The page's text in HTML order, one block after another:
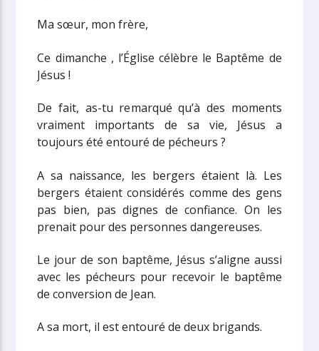
Ma sœur, mon frère,
Ce dimanche , l’Église célèbre le Baptême de
Jésus !
De fait, as-tu remarqué qu’à des moments
vraiment importants de sa vie, Jésus a
toujours été entouré de pécheurs ?
A sa naissance, les bergers étaient là. Les
bergers étaient considérés comme des gens
pas bien, pas dignes de confiance. On les
prenait pour des personnes dangereuses.
Le jour de son baptême, Jésus s’aligne aussi
avec les pécheurs pour recevoir le baptême
de conversion de Jean.
A sa mort, il est entouré de deux brigands.